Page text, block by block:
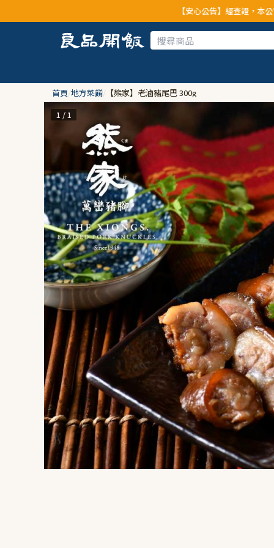
【安心公告】經查證，本公司全品項與上游供
首頁/地方菜餚/ 【熊家】老滷豬尾巴 300g
1 / 1